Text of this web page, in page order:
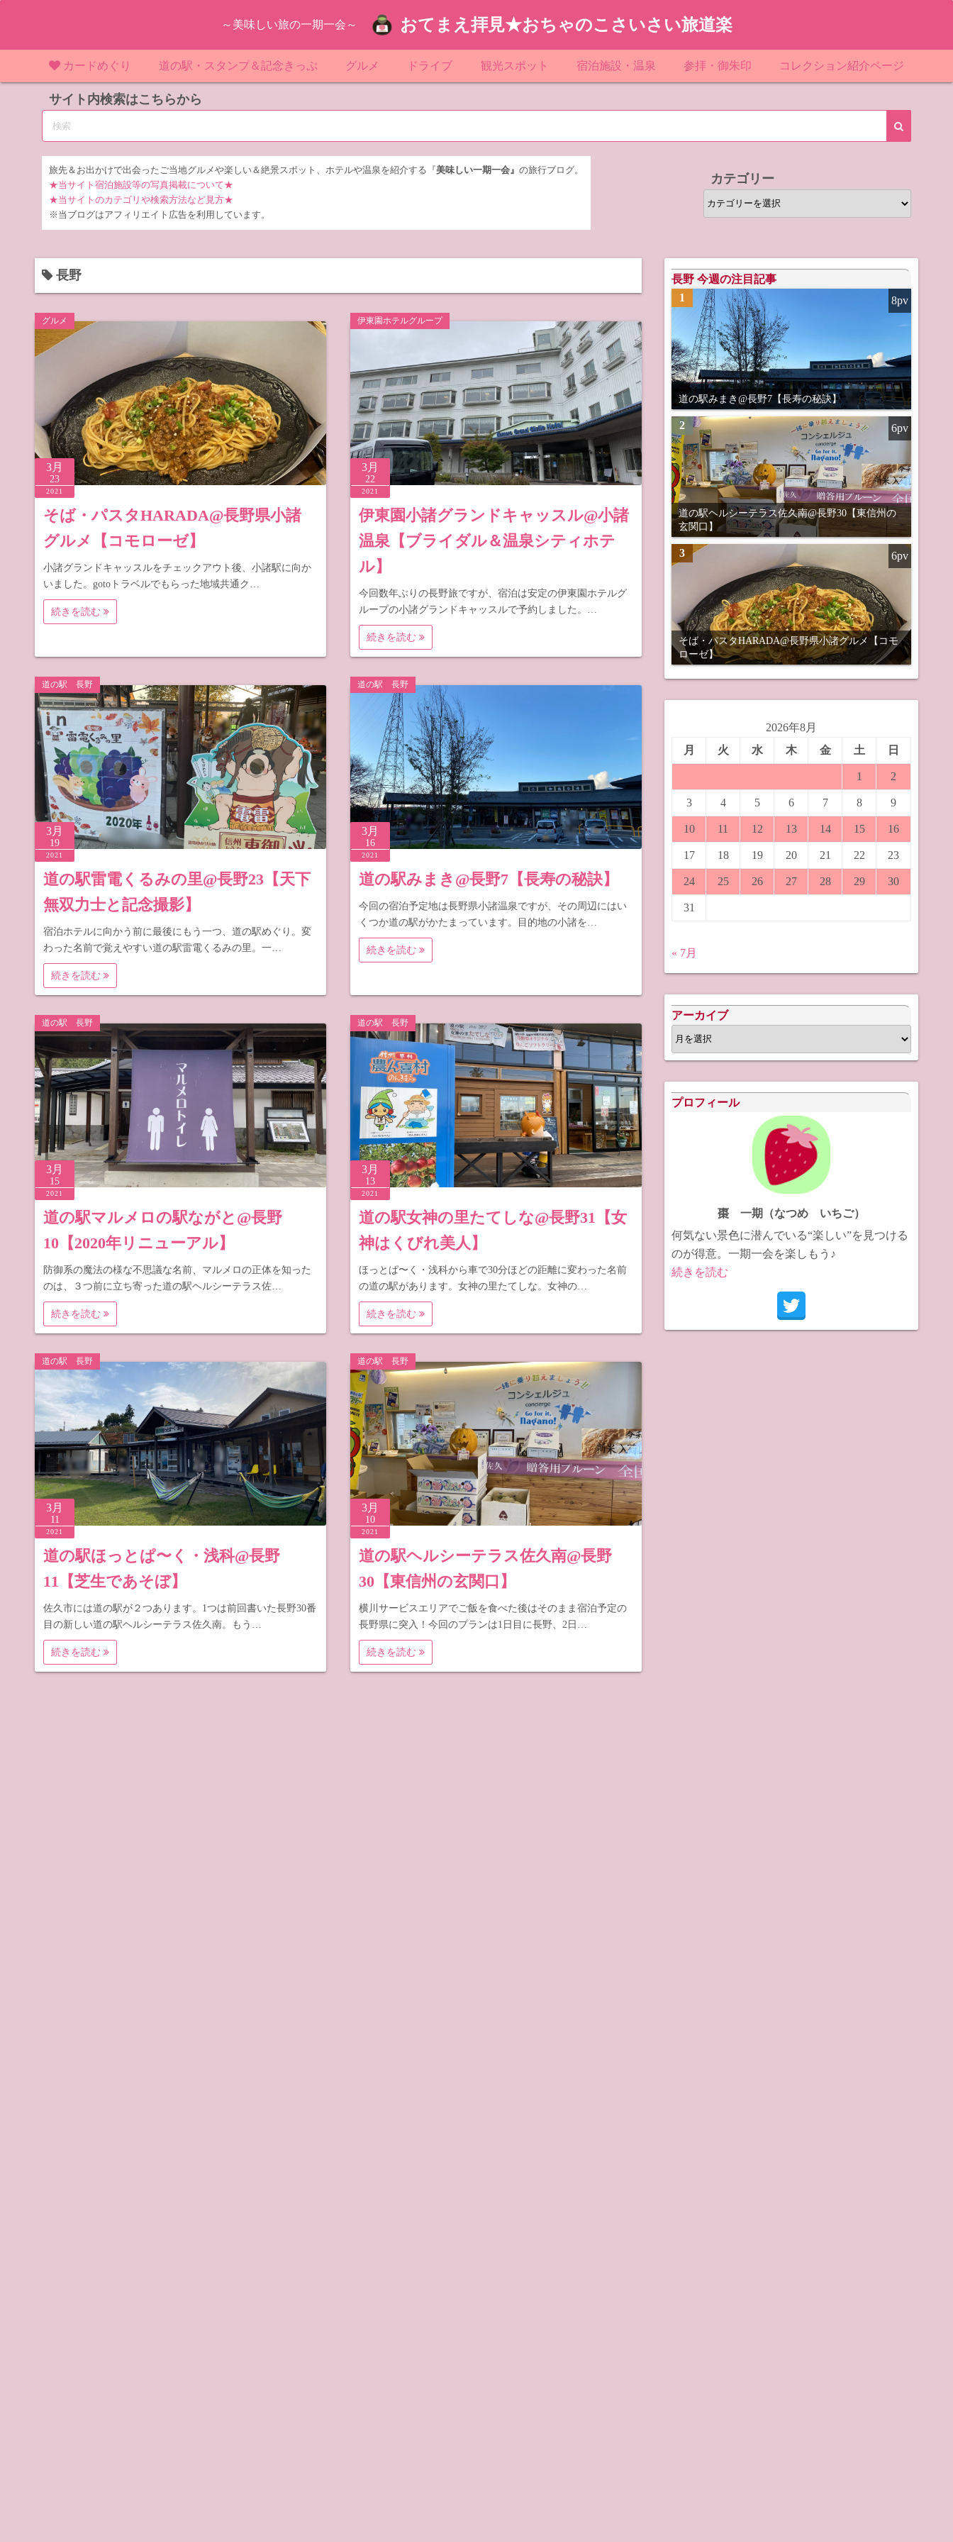
ツ
～美味しい旅の一期一会～ おてまえ拝見★おちゃのこさいさい旅道楽
カードめぐり
マンホールカード マンホールカード（関東）
埼玉県のマンホール
茨城県のマンホール
栃木県のマンホール
群馬県のマンホール
マンホールカード（東北） 宮城県のマンホール
マンホールカード（中部）
IKEカード
KAWAカード
橋カード
ダムカード
LOGetカード
道の駅・スタンプ＆記念きっぷ
道の駅（関東）
道の駅 埼玉
道の駅 茨城
道の駅 群馬
道の駅 栃木
道の駅 山梨
道の駅 静岡
道の駅（東北） 道の駅 宮城
道の駅（北陸）
グルメ ドライブ 観光スポット
遊び・体験
宿泊施設・温泉
スーパーホテル
シティホテル・ビジネスホテル
参拝・御朱印 コレクション紹介ページ
「東北」道の駅スタンプ一覧
サイト内検索はこちらから
旅先＆お出かけで出会ったご当地グルメや楽しい＆絶景スポット、ホテルや温泉を紹介する『 美味しい一期一会』 の旅行ブログ。
★当サイト宿泊施設等の写真掲載について★
★当サイトのカテゴリや検索方法など見方★
※当ブログはアフィリエイト広告を利用しています。
カテゴリー
カ
テ
ー
長野
グルメ
3月
23
2021
そば・パスタHARADA@長野県小諸
グルメ【コモローゼ】
小諸グランドキャッスルをチェックアウト後、小諸駅に向か
いました。gotoトラベルでもらった地域共通ク…
続きを読む
伊東園ホテルグループ
3月
22
2021
伊東園小諸グランドキャッスル@小諸
温泉【ブライダル＆温泉シティホテ
ル】
今回数年ぶりの長野旅ですが、宿泊は安定の伊東園ホテルグ
ループの小諸グランドキャッスルで予約しました。…
続きを読む
道の駅 長野
3月
19
2021
道の駅雷電くるみの里@長野23【天下
無双力士と記念撮影】
宿泊ホテルに向かう前に最後にもう一つ、道の駅めぐり。変
わった名前で覚えやすい道の駅雷電くるみの里。一…
続きを読む
道の駅 長野
3月
16
2021
道の駅みまき@長野7【長寿の秘訣】
今回の宿泊予定地は長野県小諸温泉ですが、その周辺にはい
くつか道の駅がかたまっています。目的地の小諸を…
続きを読む
道の駅 長野
3月
15
2021
道の駅マルメロの駅ながと@長野
10【2020年リニューアル】
防御系の魔法の様な不思議な名前、マルメロの正体を知った
のは、３つ前に立ち寄った道の駅ヘルシーテラス佐…
続きを読む
道の駅 長野
3月
13
2021
道の駅女神の里たてしな@長野31【女
神はくびれ美人】
ほっとぱ〜く・浅科から車で30分ほどの距離に変わった名前
の道の駅があります。女神の里たてしな。女神の…
続きを読む
道の駅 長野
3月
11
2021
道の駅ほっとぱ〜く・浅科@長野
11【芝生であそぼ】
佐久市には道の駅が２つあります。1つは前回書いた長野30番
目の新しい道の駅ヘルシーテラス佐久南。もう…
続きを読む
道の駅 長野
3月
10
2021
道の駅ヘルシーテラス佐久南@長野
30【東信州の玄関口】
横川サービスエリアでご飯を食べた後はそのまま宿泊予定の
長野県に突入！今回のプランは1日目に長野、2日…
続きを読む
長野 今週の注目記事
1
道の駅みまき@長野7【長寿の秘訣】
8pv
2
道の駅ヘルシーテラス佐久南@長野30【東信州の
玄関口】
6pv
3
そば・パスタHARADA@長野県小諸グルメ【コモ
ローゼ】
6pv
2026年8月
月
火 水 木 金 土 日
1 2
3 4 5 6 7 8 9
10 11 12 13 14 15 16
17 18 19 20 21 22 23
24 25 26 27 28 29 30
31
« 7月
アーカイブ
ア
ー
ブ
プロフィール
棗 一期（なつめ いちご）
何気ない景色に潜んでいる“楽しい”を見つける
のが得意。一期一会を楽しもう♪
続きを読む